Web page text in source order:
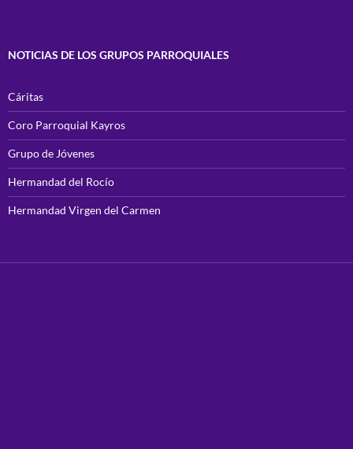
NOTICIAS DE LOS GRUPOS PARROQUIALES
Cáritas
Coro Parroquial Kayros
Grupo de Jóvenes
Hermandad del Rocío
Hermandad Virgen del Carmen